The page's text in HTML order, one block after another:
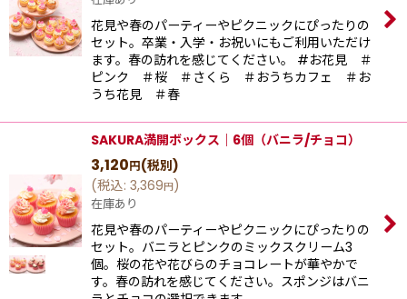
花見や春のパーティーやピクニックにぴったりの
セット。卒業・入学・お祝いにもご利用いただけ
ます。春の訪れを感じてください。 #お花見 ＃
ピンク ＃桜 ＃さくら ＃おうちカフェ ＃お
うち花見 ＃春
SAKURA満開ボックス｜6個（バニラ/チョコ）
3,120円(税別)
(税込: 3,369円)
在庫あり
花見や春のパーティーやピクニックにぴったりの
セット。バニラとピンクのミックスクリーム3
個。桜の花や花びらのチョコレートが華やかで
す。春の訪れを感じてください。スポンジはバニ